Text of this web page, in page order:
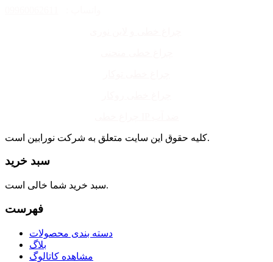
کلیه حقوق این سایت متعلق به شرکت نورابین است.
سبد خرید
سبد خرید شما خالی است.
فهرست
دسته بندی محصولات
بلاگ
مشاهده کاتالوگ